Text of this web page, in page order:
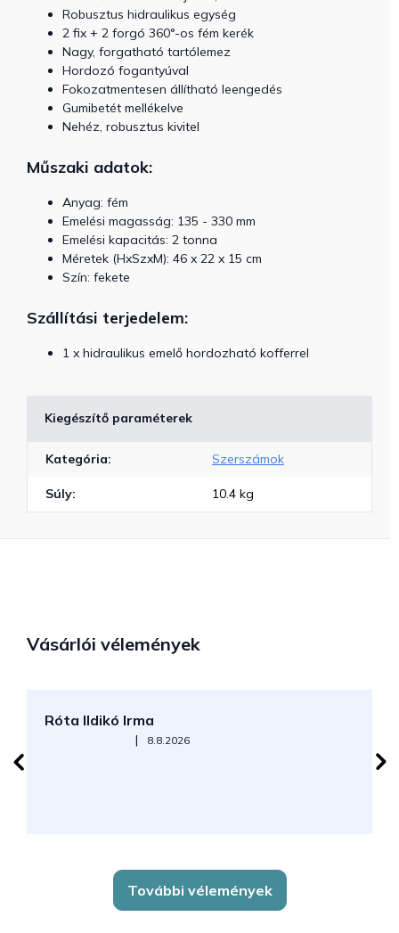
Robusztus hidraulikus egység
2 fix + 2 forgó 360°-os fém kerék
Nagy, forgatható tartólemez
Hordozó fogantyúval
Fokozatmentesen állítható leengedés
Gumibetét mellékelve
Nehéz, robusztus kivitel
Műszaki adatok:
Anyag: fém
Emelési magasság: 135 - 330 mm
Emelési kapacitás: 2 tonna
Méretek (HxSzxM): 46 x 22 x 15 cm
Szín: fekete
Szállítási terjedelem:
1 x hidraulikus emelő hordozható kofferrel
Kiegészítő paraméterek
Kategória: Szerszámok
Súly: 10.4 kg
Vásárlói vélemények
Róta Ildikó Irma
Az áruház értékelése 5-ből 5 csillag.
| 8.8.2026
További vélemények